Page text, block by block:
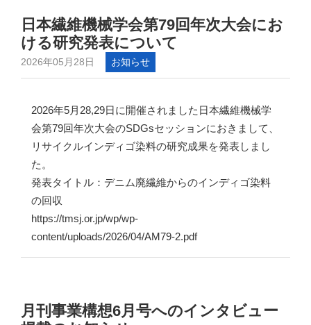
日本繊維機械学会第79回年次大会にお
ける研究発表について
2026年05月28日 お知らせ
2026年5月28,29日に開催されました日本繊維機械学
会第79回年次大会のSDGsセッションにおきまして、
リサイクルインディゴ染料の研究成果を発表しまし
た。
発表タイトル：デニム廃繊維からのインディゴ染料
の回収
https://tmsj.or.jp/wp/wp-
content/uploads/2026/04/AM79-2.pdf
月刊事業構想6月号へのインタビュー